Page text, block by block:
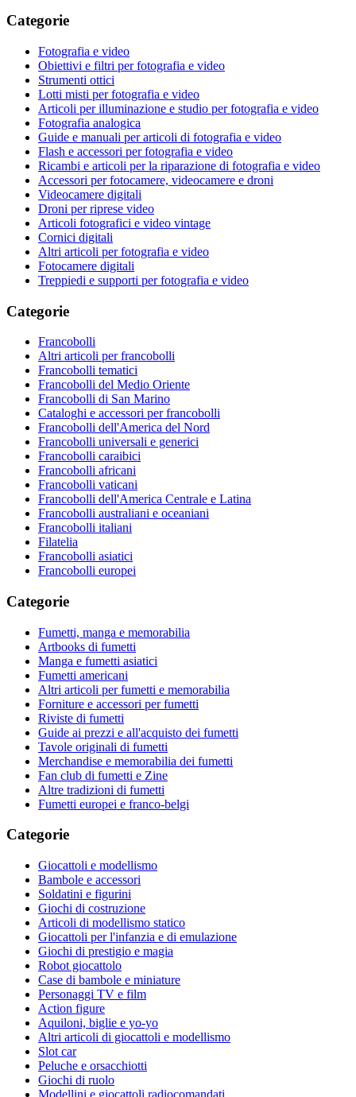
Categorie
Fotografia e video
Obiettivi e filtri per fotografia e video
Strumenti ottici
Lotti misti per fotografia e video
Articoli per illuminazione e studio per fotografia e video
Fotografia analogica
Guide e manuali per articoli di fotografia e video
Flash e accessori per fotografia e video
Ricambi e articoli per la riparazione di fotografia e video
Accessori per fotocamere, videocamere e droni
Videocamere digitali
Droni per riprese video
Articoli fotografici e video vintage
Cornici digitali
Altri articoli per fotografia e video
Fotocamere digitali
Treppiedi e supporti per fotografia e video
Categorie
Francobolli
Altri articoli per francobolli
Francobolli tematici
Francobolli del Medio Oriente
Francobolli di San Marino
Cataloghi e accessori per francobolli
Francobolli dell'America del Nord
Francobolli universali e generici
Francobolli caraibici
Francobolli africani
Francobolli vaticani
Francobolli dell'America Centrale e Latina
Francobolli australiani e oceaniani
Francobolli italiani
Filatelia
Francobolli asiatici
Francobolli europei
Categorie
Fumetti, manga e memorabilia
Artbooks di fumetti
Manga e fumetti asiatici
Fumetti americani
Altri articoli per fumetti e memorabilia
Forniture e accessori per fumetti
Riviste di fumetti
Guide ai prezzi e all'acquisto dei fumetti
Tavole originali di fumetti
Merchandise e memorabilia dei fumetti
Fan club di fumetti e Zine
Altre tradizioni di fumetti
Fumetti europei e franco-belgi
Categorie
Giocattoli e modellismo
Bambole e accessori
Soldatini e figurini
Giochi di costruzione
Articoli di modellismo statico
Giocattoli per l'infanzia e di emulazione
Giochi di prestigio e magia
Robot giocattolo
Case di bambole e miniature
Personaggi TV e film
Action figure
Aquiloni, biglie e yo-yo
Altri articoli di giocattoli e modellismo
Slot car
Peluche e orsacchiotti
Giochi di ruolo